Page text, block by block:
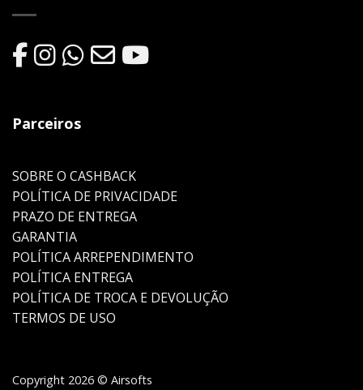
Parceiros
SOBRE O CASHBACK
POLÍTICA DE PRIVACIDADE
PRAZO DE ENTREGA
GARANTIA
POLÍTICA ARREPENDIMENTO
POLÍTICA ENTREGA
POLÍTICA DE TROCA E DEVOLUÇÃO
TERMOS DE USO
Copyright 2026 © Airsofts